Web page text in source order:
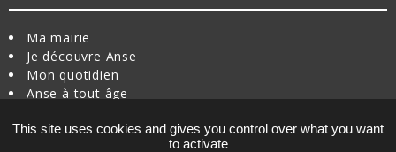
Ma mairie
Je découvre Anse
Mon quotidien
Anse à tout âge
Nouvel arrivant
This site uses cookies and gives you control over what you want
to activate